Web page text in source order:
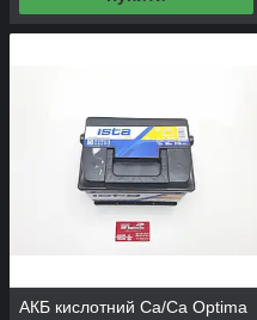
АКБ кислотний Сa/Ca Optima